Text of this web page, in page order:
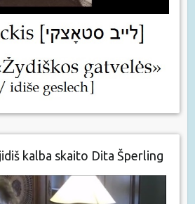
kalba skaito Dita Šperling